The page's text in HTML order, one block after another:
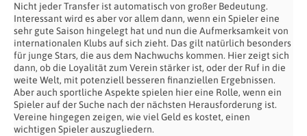
Nicht jeder Transfer ist automatisch von großer Bedeutung.
Interessant wird es aber vor allem dann, wenn ein Spieler eine
sehr gute Saison hingelegt hat und nun die Aufmerksamkeit von
internationalen Klubs auf sich zieht. Das gilt natürlich besonders
für junge Stars, die aus dem Nachwuchs kommen. Hier zeigt sich
dann, ob die Loyalität zum Verein stärker ist, oder der Ruf in die
weite Welt, mit potenziell besseren finanziellen Ergebnissen.
Aber auch sportliche Aspekte spielen hier eine Rolle, wenn ein
Spieler auf der Suche nach der nächsten Herausforderung ist.
Vereine hingegen zeigen, wie viel Geld es kostet, einen
wichtigen Spieler auszugliedern.